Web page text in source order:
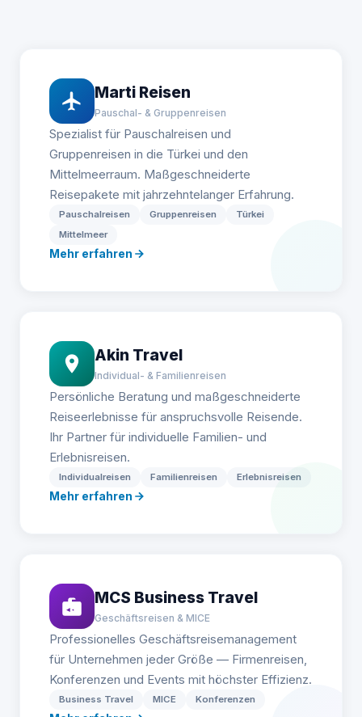
Marti Reisen
Pauschal- & Gruppenreisen
Spezialist für Pauschalreisen und
Gruppenreisen in die Türkei und den
Mittelmeerraum. Maßgeschneiderte
Reisepakete mit jahrzehntelanger Erfahrung.
Pauschalreisen Gruppenreisen
Türkei
Mittelmeer
Mehr erfahren
Akin Travel
Individual- & Familienreisen
Persönliche Beratung und maßgeschneiderte
Reiseerlebnisse für anspruchsvolle Reisende.
Ihr Partner für individuelle Familien- und
Erlebnisreisen.
Individualreisen Familienreisen Erlebnisreisen
Mehr erfahren
MCS Business Travel
Geschäftsreisen & MICE
Professionelles Geschäftsreisemanagement
für Unternehmen jeder Größe — Firmenreisen,
Konferenzen und Events mit höchster Effizienz.
Business Travel MICE Konferenzen